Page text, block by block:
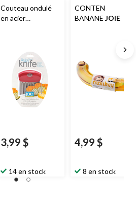
Couteau ondulé
en acier
3,99 $
14 en stock
CONTEN
BANANE JOIE
4,99 $
8 en stock